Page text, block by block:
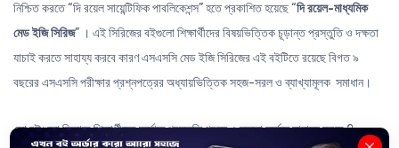
নিশ্চিত করতে “দি রয়েল সায়েন্টিফিক পাবলিকেশন্স” হতে প্রকাশিত হয়েছে “দি রয়েল-মাধ্যমিক
মেড ইজি সিরিজ” । এই সিরিজের বইগুলো শিক্ষার্থীদের বিষয়ভিত্তিক চূড়ান্ত প্রস্তুতি ও দক্ষতা
যাচাই করতে সাহায্য করবে কারণ এসএসসি মেড ইজি সিরিজের এই বইটিতে রয়েছে বিগত ৯
বছরের এসএসসি পরীক্ষার প্রশ্নপত্রের অধ্যায়ভিত্তিক সহজ-সরল ও ব্যাখ্যামূলক সমাধান।
তো বইগুলো কিভাবে শিক্ষার্থীদের সর্বোচ্চ প্রস্তুতি গ্রহন ও দক্ষতা অর্জনে সাহায্য করবে ?